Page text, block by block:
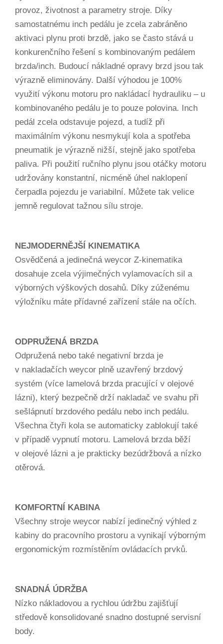
provoz, životnost a parametry stroje. Díky
samostatnému inch pedálu je zcela zabráněno
aktivaci plynu proti brzdě, jako se často stává u
konkurenčního řešení s kombinovaným pedálem
brzda/inch. Budoucí nákladné opravy brzd jsou tak
výrazně eliminovány. Další výhodou je 100%
využití výkonu motoru pro nakládací hydrauliku – u
kombinovaného pedálu je to pouze polovina. Inch
pedál zcela odstavuje pojezd, a tudíž při
maximálním výkonu nesmykují kola a spotřeba
pneumatik je výrazně nižší, stejně jako spotřeba
paliva. Při použití ručního plynu jsou otáčky motoru
udržovány konstantní, nicméně úhel naklopení
čerpadla pojezdu je variabilní. Můžete tak velice
jemně regulovat tažnou sílu stroje.
NEJMODERNĚJŠÍ KINEMATIKA
Osvědčená a jedinečná weycor Z-kinematika
dosahuje zcela výjimečných vylamovacích sil a
výborných výškových dosahů. Díky zúženému
výložníku máte přídavné zařízení stále na očích.
ODPRUŽENÁ BRZDA
Odpružená nebo také negativní brzda je
v nakladačích weycor plně uzavřený brzdový
systém (více lamelová brzda pracující v olejové
lázni), který bezpečně drží nakladač ve svahu při
sešlápnutí brzdového pedálu nebo inch pedálu.
Všechna čtyři kola se automaticky zablokují také
v případě vypnutí motoru. Lamelová brzda běží
v olejové lázni a je prakticky bezúdržbová a nízko
otěrová.
KOMFORTNÍ KABINA
Všechny stroje weycor nabízí jedinečný výhled z
kabiny do pracovního prostoru a vynikají výborným
ergonomickým rozmístěním ovládacích prvků.
SNADNÁ ÚDRŽBA
Nízko nákladovou a rychlou údržbu zajišťují
středově konsolidované snadno dostupné servisní
body.